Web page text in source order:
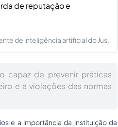
de reputação e
de inteligência artificial do Jus.
capaz de prevenir práticas
e a violações das normas
e a importância da instituição de